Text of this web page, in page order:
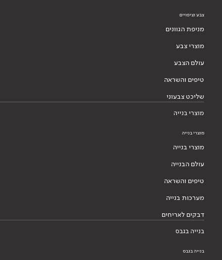
צבע וציפויים
מניפת הגוונים
מוצרי צבע
עולם הצבע
טיפים והשראה
שליכט צבעוני
מוצרי בנייה
מוצרי בנייה
מוצרי בנייה
עולם הבנייה
טיפים והשראה
מערכות בנייה
דבקים לאריחים
בנייה בגבס
בנייה בגבס